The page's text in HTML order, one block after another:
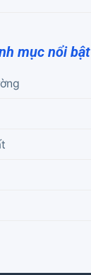
mục nổi bật